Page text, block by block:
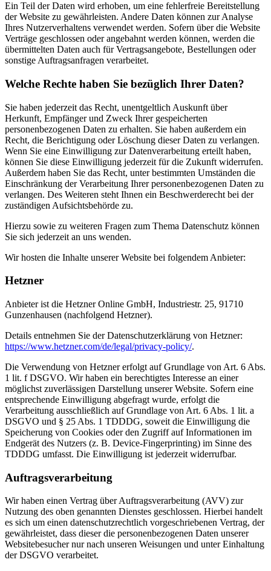
Ein Teil der Daten wird erhoben, um eine fehlerfreie Bereitstellung
der Website zu gewährleisten. Andere Daten können zur Analyse
Ihres Nutzerverhaltens verwendet werden. Sofern über die Website
Verträge geschlossen oder angebahnt werden können, werden die
übermittelten Daten auch für Vertragsangebote, Bestellungen oder
sonstige Auftragsanfragen verarbeitet.
Welche Rechte haben Sie bezüglich Ihrer Daten?
Sie haben jederzeit das Recht, unentgeltlich Auskunft über
Herkunft, Empfänger und Zweck Ihrer gespeicherten
personenbezogenen Daten zu erhalten. Sie haben außerdem ein
Recht, die Berichtigung oder Löschung dieser Daten zu verlangen.
Wenn Sie eine Einwilligung zur Datenverarbeitung erteilt haben,
können Sie diese Einwilligung jederzeit für die Zukunft widerrufen.
Außerdem haben Sie das Recht, unter bestimmten Umständen die
Einschränkung der Verarbeitung Ihrer personenbezogenen Daten zu
verlangen. Des Weiteren steht Ihnen ein Beschwerderecht bei der
zuständigen Aufsichtsbehörde zu.
Hierzu sowie zu weiteren Fragen zum Thema Datenschutz können
Sie sich jederzeit an uns wenden.
Wir hosten die Inhalte unserer Website bei folgendem Anbieter:
Hetzner
Anbieter ist die Hetzner Online GmbH, Industriestr. 25, 91710
Gunzenhausen (nachfolgend Hetzner).
Details entnehmen Sie der Datenschutzerklärung von Hetzner:
https://www.hetzner.com/de/legal/privacy-policy/.
Die Verwendung von Hetzner erfolgt auf Grundlage von Art. 6 Abs.
1 lit. f DSGVO. Wir haben ein berechtigtes Interesse an einer
möglichst zuverlässigen Darstellung unserer Website. Sofern eine
entsprechende Einwilligung abgefragt wurde, erfolgt die
Verarbeitung ausschließlich auf Grundlage von Art. 6 Abs. 1 lit. a
DSGVO und § 25 Abs. 1 TDDDG, soweit die Einwilligung die
Speicherung von Cookies oder den Zugriff auf Informationen im
Endgerät des Nutzers (z. B. Device-Fingerprinting) im Sinne des
TDDDG umfasst. Die Einwilligung ist jederzeit widerrufbar.
Auftragsverarbeitung
Wir haben einen Vertrag über Auftragsverarbeitung (AVV) zur
Nutzung des oben genannten Dienstes geschlossen. Hierbei handelt
es sich um einen datenschutzrechtlich vorgeschriebenen Vertrag, der
gewährleistet, dass dieser die personenbezogenen Daten unserer
Websitebesucher nur nach unseren Weisungen und unter Einhaltung
der DSGVO verarbeitet.